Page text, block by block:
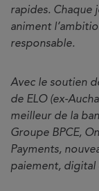
rapides. Chaque
animent
responsable.
Avec le soutien
de ELO (ex-
meilleur de la
Groupe BPCE,
Payments,
paiement, digital